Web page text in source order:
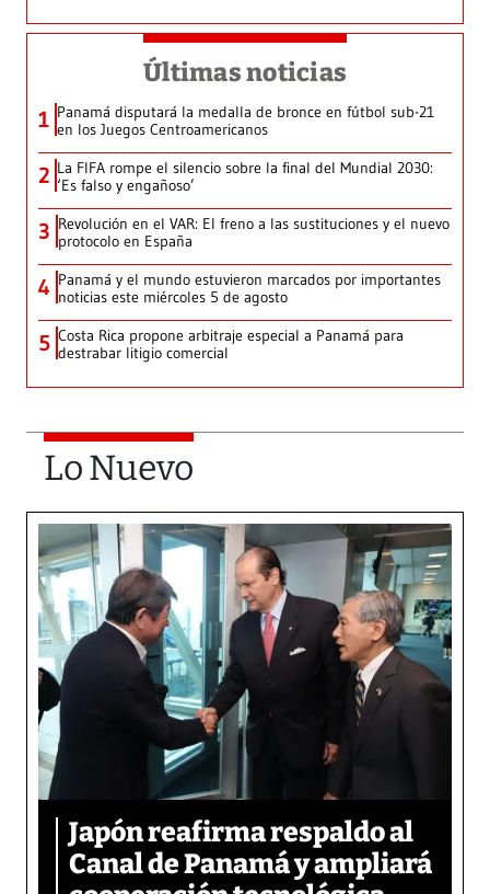
Últimas noticias
1 Panamá disputará la medalla de bronce en fútbol sub-21
en los Juegos Centroamericanos
2 La FIFA rompe el silencio sobre la final del Mundial 2030:
‘Es falso y engañoso’
3 Revolución en el VAR: El freno a las sustituciones y el nuevo
protocolo en España
4 Panamá y el mundo estuvieron marcados por importantes
noticias este miércoles 5 de agosto
5 Costa Rica propone arbitraje especial a Panamá para
destrabar litigio comercial
Lo Nuevo
Japón reafirma respaldo al
Canal de Panamá y ampliará